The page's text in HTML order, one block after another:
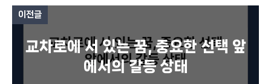
이전글
교차로에 서 있는 꿈, 중요한 선택 앞
에서의 갈등 상태